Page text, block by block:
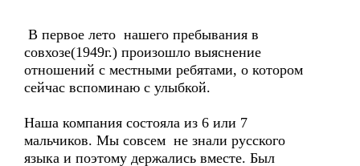
В первое лето нашего пребывания в
совхозе(1949г.) произошло выяснение
отношений с местными ребятами, о котором
сейчас вспоминаю с улыбкой.
Наша компания состояла из 6 или 7
мальчиков. Мы совсем не знали русского
языка и поэтому держались вместе. Был